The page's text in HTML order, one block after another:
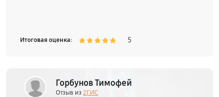
Итоговая оценка: 5
Горбунов Тимофей
Отзыв из 2ГИС